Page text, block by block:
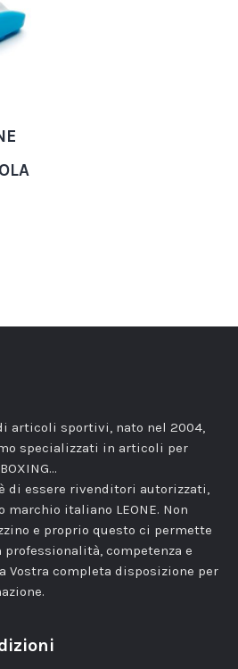
di articoli sportivi, nato nel 2004,
specializzati in articoli per
di essere rivenditori autorizzati,
italiano LEONE. Non
e proprio questo ci permette
competenza e
Vostra completa disposizione per